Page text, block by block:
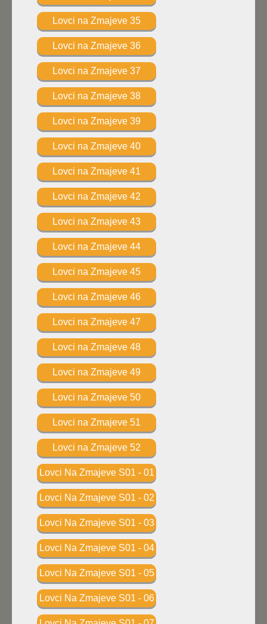
Lovci na Zmajeve 35
Lovci na Zmajeve 36
Lovci na Zmajeve 37
Lovci na Zmajeve 38
Lovci na Zmajeve 39
Lovci na Zmajeve 40
Lovci na Zmajeve 41
Lovci na Zmajeve 42
Lovci na Zmajeve 43
Lovci na Zmajeve 44
Lovci na Zmajeve 45
Lovci na Zmajeve 46
Lovci na Zmajeve 47
Lovci na Zmajeve 48
Lovci na Zmajeve 49
Lovci na Zmajeve 50
Lovci na Zmajeve 51
Lovci na Zmajeve 52
Lovci Na Zmajeve S01 - 01
Lovci Na Zmajeve S01 - 02
Lovci Na Zmajeve S01 - 03
Lovci Na Zmajeve S01 - 04
Lovci Na Zmajeve S01 - 05
Lovci Na Zmajeve S01 - 06